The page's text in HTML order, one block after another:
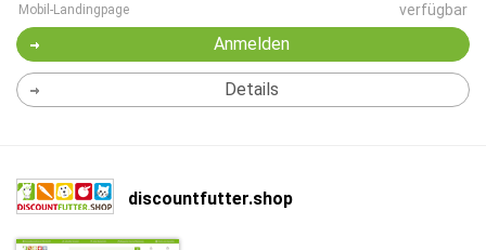
Mobil-Landingpage verfügbar
Anmelden
Details
discountfutter.shop